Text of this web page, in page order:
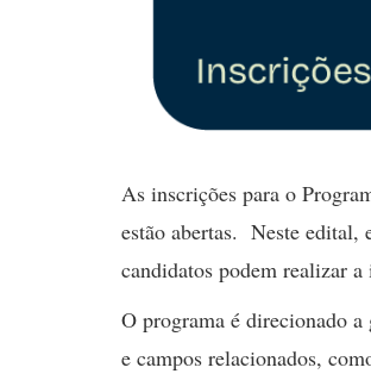
As inscrições para o
estão abertas. Neste edital,
candidatos podem realizar
O programa é direcionado a
e campos relacionados,